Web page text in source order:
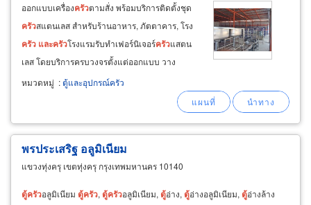
ออกแบบเครื่องครัวตามสั่ง พร้อมบริการติดตั้งชุด
ครัวสแตนเลส สำหรับร้านอาหาร, ภัตตาคาร, โรง
ครัว และครัวโรงแรม​​​​​​ รับทำเฟอร์นิเจอร์ครัวแสตน
เลส โดยบริการครบวงจรตั้งแต่ออกแบบ วาง
ผัง คำนวณ ผลิต และติดตั้ง รับออกแบบผลิตห้อง
แช่สแตนเลส, ห้อง
หมวดหมู่ :ตู้และอุปกรณ์ครัว
พรประเสริฐ อลูมิเนียม
แขวงทุ่งครุ เขตทุ่งครุ กรุงเทพมหานคร 10140
ตู้ครัวอลูมิเนียม ตู้ครัว, ตู้ครัวอลูมิเนียม, ตู้อ่าง, ตู้อ่างอลูมิเนียม, ตู้อ่างล้าง